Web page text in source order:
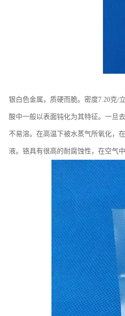
银白色金属，质硬而脆。密度7.20克/
酸中一般以表面钝化为其特征。一旦
不易溶。在高温下被水蒸气所氧化，
液。铬具有很高的耐腐蚀性，在空气